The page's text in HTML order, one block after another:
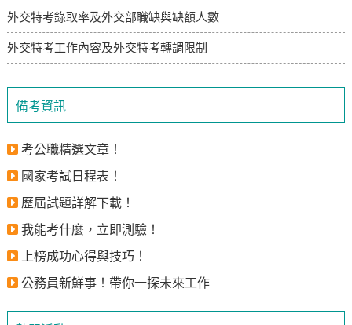
備考資訊
考公職精選文章！
國家考試日程表！
歷屆試題詳解下載！
我能考什麼，立即測驗！
上榜成功心得與技巧！
公務員新鮮事！帶你一探未來工作
外交特考錄取率及外交部職缺與缺額人數
外交特考工作內容及外交特考轉調限制